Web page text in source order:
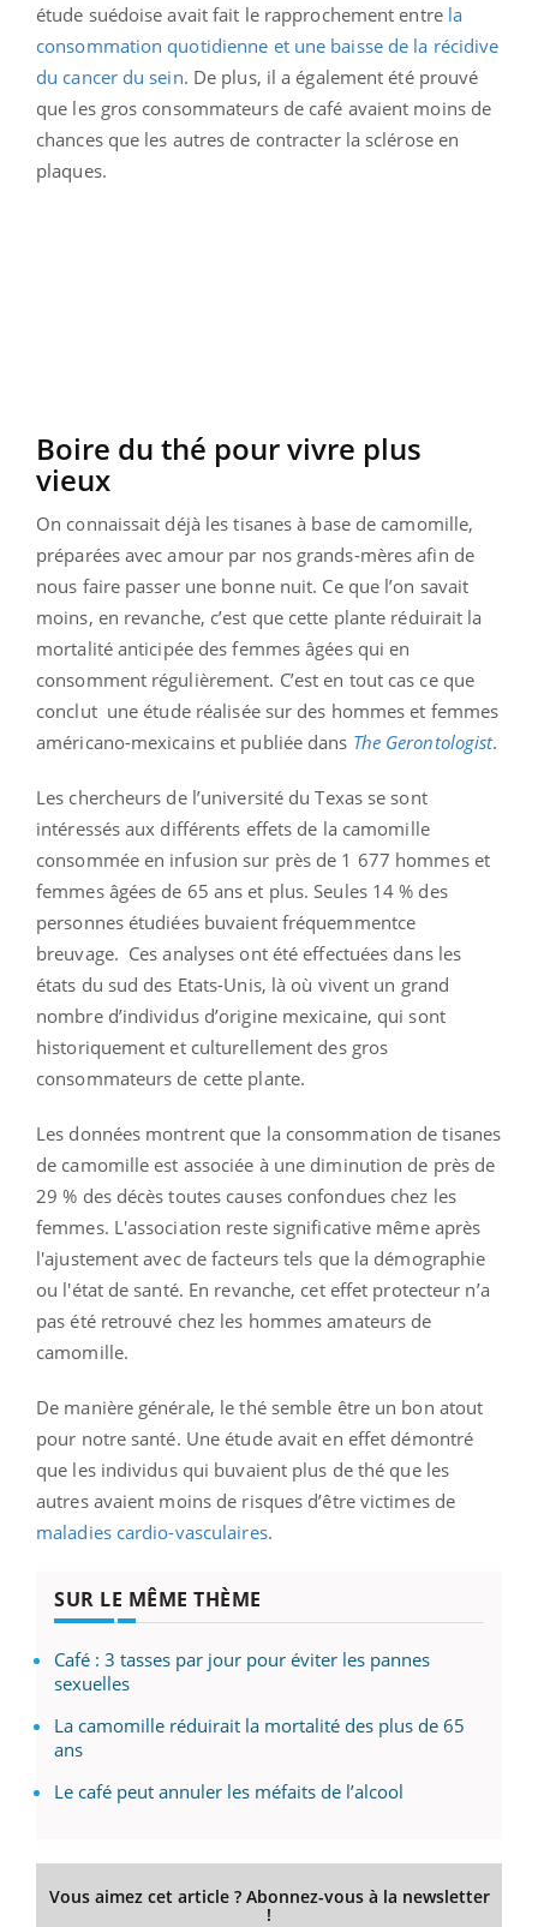
étude suédoise avait fait le rapprochement entre la
consommation quotidienne et une baisse de la récidive
du cancer du sein. De plus, il a également été prouvé
que les gros consommateurs de café avaient moins de
chances que les autres de contracter la sclérose en
plaques.
Boire du thé pour vivre plus
vieux
On connaissait déjà les tisanes à base de camomille,
préparées avec amour par nos grands-mères afin de
nous faire passer une bonne nuit. Ce que l’on savait
moins, en revanche, c’est que cette plante réduirait la
mortalité anticipée des femmes âgées qui en
consomment régulièrement. C’est en tout cas ce que
conclut une étude réalisée sur des hommes et femmes
américano-mexicains et publiée dans The Gerontologist.
Les chercheurs de l’université du Texas se sont
intéressés aux différents effets de la camomille
consommée en infusion sur près de 1 677 hommes et
femmes âgées de 65 ans et plus. Seules 14 % des
personnes étudiées buvaient fréquemmentce
breuvage. Ces analyses ont été effectuées dans les
états du sud des Etats-Unis, là où vivent un grand
nombre d’individus d’origine mexicaine, qui sont
historiquement et culturellement des gros
consommateurs de cette plante.
Les données montrent que la consommation de tisanes
de camomille est associée à une diminution de près de
29 % des décès toutes causes confondues chez les
femmes. L'association reste significative même après
l'ajustement avec de facteurs tels que la démographie
ou l'état de santé. En revanche, cet effet protecteur n’a
pas été retrouvé chez les hommes amateurs de
camomille.
De manière générale, le thé semble être un bon atout
pour notre santé. Une étude avait en effet démontré
que les individus qui buvaient plus de thé que les
autres avaient moins de risques d’être victimes de
maladies cardio-vasculaires.
SUR LE MÊME THÈME
Café : 3 tasses par jour pour éviter les pannes
sexuelles
La camomille réduirait la mortalité des plus de 65
ans
Le café peut annuler les méfaits de l’alcool
Vous aimez cet article ? Abonnez-vous à la newsletter
!